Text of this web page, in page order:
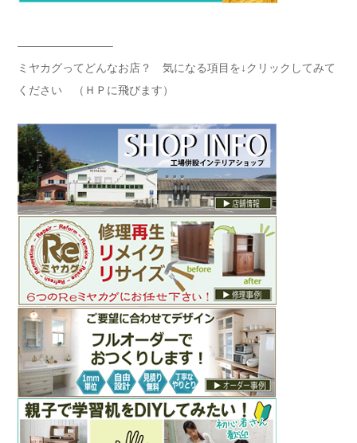
————————–
ミヤカグってどんなお店？ 気になる項目を↓クリックしてみて
ください （ＨＰに飛びます）